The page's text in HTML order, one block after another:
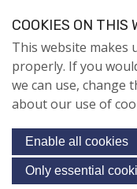
COOKIES ON THIS
This website makes
properly. If you
we can use, change
about our use of
Enable all cookies
Only essential